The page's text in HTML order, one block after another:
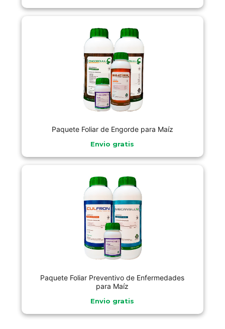
Paquete Foliar de Engorde para Maíz
Envio gratis
Paquete Foliar Preventivo de Enfermedades
para Maíz
Envio gratis